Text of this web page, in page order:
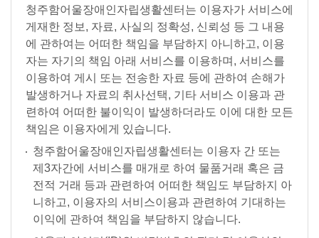
청주함어울장애인자립생활센터는 이용자가 서비스에
게재한 정보, 자료, 사실의 정확성, 신뢰성 등 그 내용
에 관하여는 어떠한 책임을 부담하지 아니하고, 이용
자는 자기의 책임 아래 서비스를 이용하며, 서비스를
이용하여 게시 또는 전송한 자료 등에 관하여 손해가
발생하거나 자료의 취사선택, 기타 서비스 이용과 관
련하여 어떠한 불이익이 발생하더라도 이에 대한 모든
책임은 이용자에게 있습니다.
청주함어울장애인자립생활센터는 이용자 간 또는
제3자간에 서비스를 매개로 하여 물품거래 혹은 금
전적 거래 등과 관련하여 어떠한 책임도 부담하지 아
니하고, 이용자의 서비스이용과 관련하여 기대하는
이익에 관하여 책임을 부담하지 않습니다.